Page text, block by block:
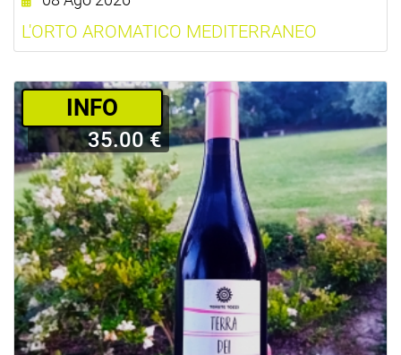
L'ORTO AROMATICO MEDITERRANEO
­INFO
35.00 €